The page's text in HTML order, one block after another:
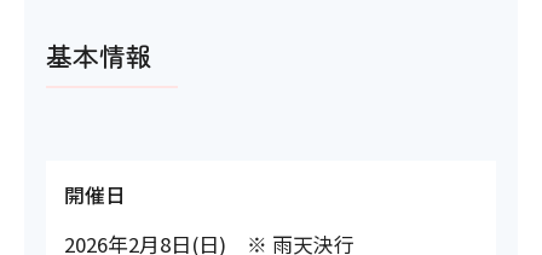
基本情報
開催日
2026年2月8日(日) ※ 雨天決行